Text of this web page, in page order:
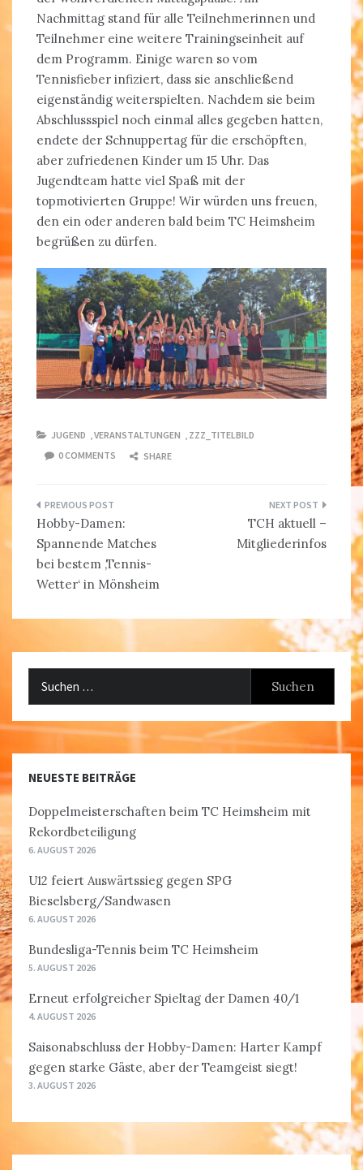
Nachmittag stand für alle Teilnehmerinnen und
Teilnehmer eine weitere Trainingseinheit auf
dem Programm. Einige waren so vom
Tennisfieber infiziert, dass sie anschließend
eigenständig weiterspielten. Nachdem sie beim
Abschlussspiel noch einmal alles gegeben hatten,
endete der Schnuppertag für die erschöpften,
aber zufriedenen Kinder um 15 Uhr. Das
Jugendteam hatte viel Spaß mit der
topmotivierten Gruppe! Wir würden uns freuen,
den ein oder anderen bald beim TC Heimsheim
begrüßen zu dürfen.
JUGEND VERANSTALTUNGEN
ZZZ_TITELBILD
0 COMMENTS
SHARE
Beitragsnavigation
Hobby-Damen:
Spannende Matches
bei bestem ‚Tennis-
Wetter‘ in Mönsheim
TCH aktuell –
Mitgliederinfos
NEUESTE BEITRÄGE
Doppelmeisterschaften beim TC Heimsheim mit
Rekordbeteiligung
6. AUGUST 2026
U12 feiert Auswärtssieg gegen SPG
Bieselsberg/Sandwasen
6. AUGUST 2026
Bundesliga-Tennis beim TC Heimsheim
5. AUGUST 2026
Erneut erfolgreicher Spieltag der Damen 40/1
4. AUGUST 2026
Saisonabschluss der Hobby-Damen: Harter Kampf
gegen starke Gäste, aber der Teamgeist siegt!
3. AUGUST 2026